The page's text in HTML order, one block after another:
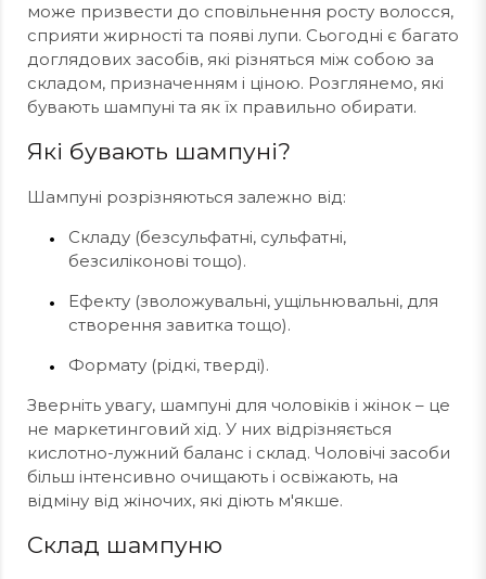
може призвести до сповільнення росту волосся,
сприяти жирності та появі лупи. Сьогодні є багато
доглядових засобів, які різняться між собою за
складом, призначенням і ціною. Розглянемо, які
бувають шампуні та як їх правильно обирати.
Які бувають шампуні?
Шампуні розрізняються залежно від:
Складу (безсульфатні, сульфатні,
безсиліконові тощо).
Ефекту (зволожувальні, ущільнювальні, для
створення завитка тощо).
Формату (рідкі, тверді).
Зверніть увагу, шампуні для чоловіків і жінок – це
не маркетинговий хід. У них відрізняється
кислотно-лужний баланс і склад. Чоловічі засоби
більш інтенсивно очищають і освіжають, на
відміну від жіночих, які діють м'якше.
Склад шампуню